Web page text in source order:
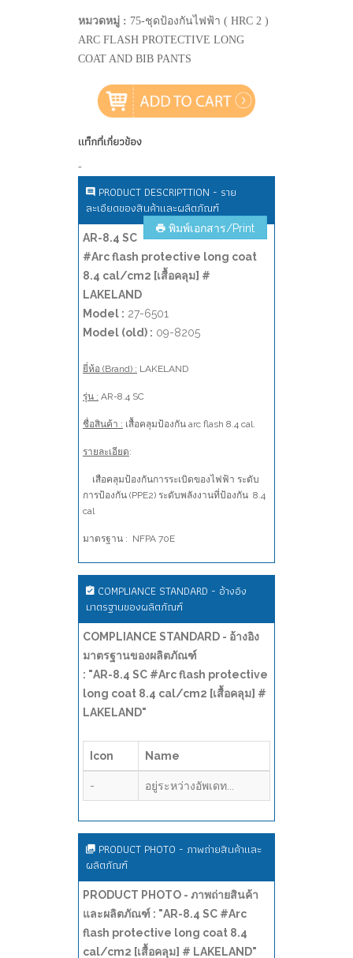
หมวดหมู่ : 75-ชุดป้องกันไฟฟ้า ( HRC 2 )
ARC FLASH PROTECTIVE LONG
COAT AND BIB PANTS
แท็กที่เกี่ยวข้อง
-
PRODUCT DESCRIPTTION - ราย
ละเอียดของสินค้าและผลิตภัณฑ์
พิมพ์เอกสาร/Print
AR-8.4 SC
#Arc flash protective long coat
8.4 cal/cm2 [เสื้อคลุม] #
LAKELAND
Model : 27-6501
Model (old) : 09-8205
ยี่ห้อ (Brand) : LAKELAND
รุ่น : AR-8.4 SC
ชื่อสินค้า : เสื้อคลุมป้องกัน arc flash 8.4 cal.
รายละเอียด:
เสือคลุมป้องกันการระเบิดของไฟฟ้า ระดับ
การป้องกัน (PPE2) ระดับพลังงานที่ป้องกัน 8.4
cal
มาตรฐาน : NFPA 70E
COMPLIANCE STANDARD - อ้างอิง
มาตรฐานของผลิตภัณฑ์
COMPLIANCE STANDARD - อ้างอิง
มาตรฐานของผลิตภัณฑ์
: "AR-8.4 SC #Arc flash protective
long coat 8.4 cal/cm2 [เสื้อคลุม] #
LAKELAND"
Icon Name
- อยู่ระหว่างอัพเดท...
PRODUCT PHOTO - ภาพถ่ายสินค้าและ
ผลิตภัณฑ์
PRODUCT PHOTO - ภาพถ่ายสินค้า
และผลิตภัณฑ์ : "AR-8.4 SC #Arc
flash protective long coat 8.4
cal/cm2 [เสื้อคลุม] # LAKELAND"